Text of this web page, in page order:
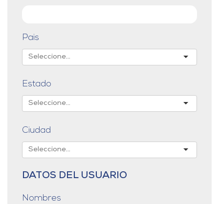
Pais
Estado
Ciudad
DATOS DEL USUARIO
Nombres